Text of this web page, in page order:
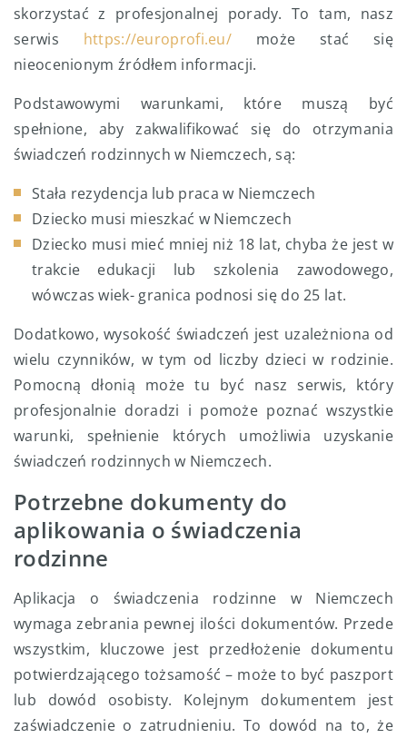
skorzystać z profesjonalnej porady. To tam, nasz
serwis https://europrofi.eu/ może stać się
nieocenionym źródłem informacji.
Podstawowymi warunkami, które muszą być
spełnione, aby zakwalifikować się do otrzymania
świadczeń rodzinnych w Niemczech, są:
Stała rezydencja lub praca w Niemczech
Dziecko musi mieszkać w Niemczech
Dziecko musi mieć mniej niż 18 lat, chyba że jest w
trakcie edukacji lub szkolenia zawodowego,
wówczas wiek- granica podnosi się do 25 lat.
Dodatkowo, wysokość świadczeń jest uzależniona od
wielu czynników, w tym od liczby dzieci w rodzinie.
Pomocną dłonią może tu być nasz serwis, który
profesjonalnie doradzi i pomoże poznać wszystkie
warunki, spełnienie których umożliwia uzyskanie
świadczeń rodzinnych w Niemczech.
Potrzebne dokumenty do
aplikowania o świadczenia
rodzinne
Aplikacja o świadczenia rodzinne w Niemczech
wymaga zebrania pewnej ilości dokumentów. Przede
wszystkim, kluczowe jest przedłożenie dokumentu
potwierdzającego tożsamość – może to być paszport
lub dowód osobisty. Kolejnym dokumentem jest
zaświadczenie o zatrudnieniu. To dowód na to, że